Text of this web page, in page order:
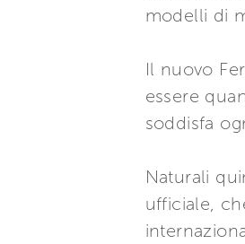
modelli di
Il nuovo
essere
soddisfa
Naturali
ufficiale,